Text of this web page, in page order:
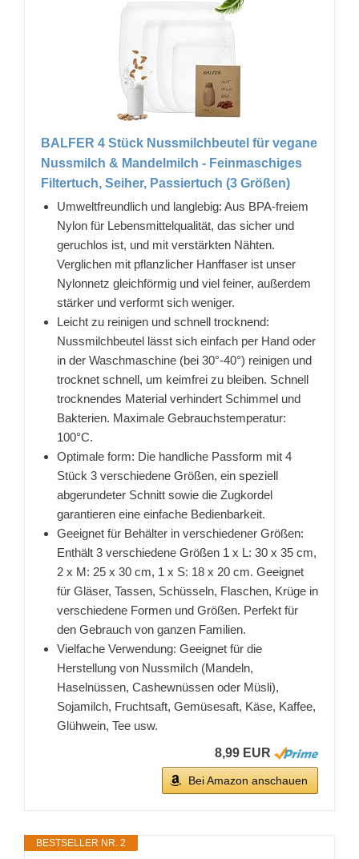
BALFER 4 Stück Nussmilchbeutel für vegane
Nussmilch & Mandelmilch - Feinmaschiges
Filtertuch, Seiher, Passiertuch (3 Größen)
Umweltfreundlich und langlebig: Aus BPA-freiem
Nylon für Lebensmittelqualität, das sicher und
geruchlos ist, und mit verstärkten Nähten.
Verglichen mit pflanzlicher Hanffaser ist unser
Nylonnetz gleichförmig und viel feiner, außerdem
stärker und verformt sich weniger.
Leicht zu reinigen und schnell trocknend:
Nussmilchbeutel lässt sich einfach per Hand oder
in der Waschmaschine (bei 30°-40°) reinigen und
trocknet schnell, um keimfrei zu bleiben. Schnell
trocknendes Material verhindert Schimmel und
Bakterien. Maximale Gebrauchstemperatur:
100°C.
Optimale form: Die handliche Passform mit 4
Stück 3 verschiedene Größen, ein speziell
abgerundeter Schnitt sowie die Zugkordel
garantieren eine einfache Bedienbarkeit.
Geeignet für Behälter in verschiedener Größen:
Enthält 3 verschiedene Größen 1 x L: 30 x 35 cm,
2 x M: 25 x 30 cm, 1 x S: 18 x 20 cm. Geeignet
für Gläser, Tassen, Schüsseln, Flaschen, Krüge in
verschiedene Formen und Größen. Perfekt für
den Gebrauch von ganzen Familien.
Vielfache Verwendung: Geeignet für die
Herstellung von Nussmilch (Mandeln,
Haselnüssen, Cashewnüssen oder Müsli),
Sojamilch, Fruchtsaft, Gemüsesaft, Käse, Kaffee,
Glühwein, Tee usw.
8,99 EUR
Bei Amazon anschauen
BESTSELLER NR. 2